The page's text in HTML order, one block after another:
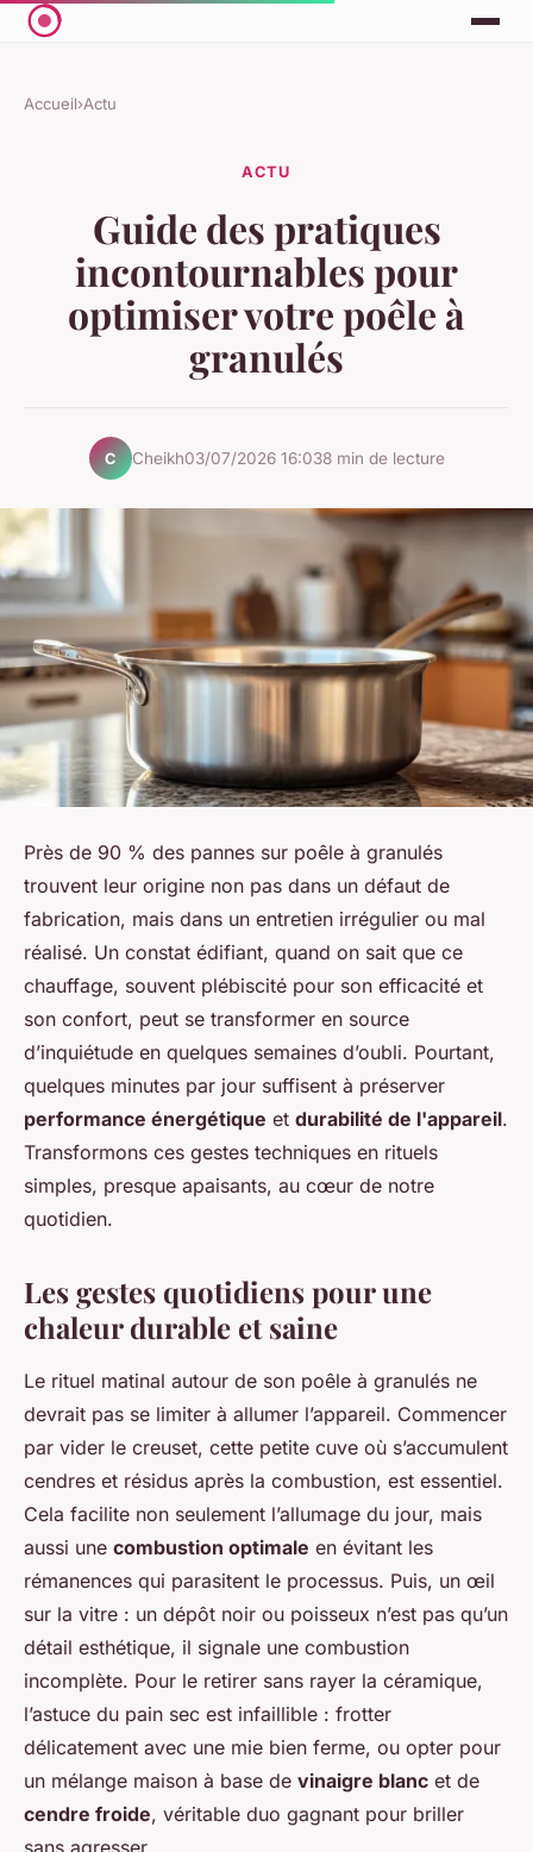
Accueil›Actu
ACTU
Guide des pratiques
incontournables pour
optimiser votre poêle à
granulés
C Cheikh03/07/2026 16:038 min de lecture
Près de 90 % des pannes sur poêle à granulés
trouvent leur origine non pas dans un défaut de
fabrication, mais dans un entretien irrégulier ou mal
réalisé. Un constat édifiant, quand on sait que ce
chauffage, souvent plébiscité pour son efficacité et
son confort, peut se transformer en source
d’inquiétude en quelques semaines d’oubli. Pourtant,
quelques minutes par jour suffisent à préserver
performance énergétique et durabilité de l'appareil.
Transformons ces gestes techniques en rituels
simples, presque apaisants, au cœur de notre
quotidien.
Les gestes quotidiens pour une
chaleur durable et saine
Le rituel matinal autour de son poêle à granulés ne
devrait pas se limiter à allumer l’appareil. Commencer
par vider le creuset, cette petite cuve où s’accumulent
cendres et résidus après la combustion, est essentiel.
Cela facilite non seulement l’allumage du jour, mais
aussi une combustion optimale en évitant les
rémanences qui parasitent le processus. Puis, un œil
sur la vitre : un dépôt noir ou poisseux n’est pas qu’un
détail esthétique, il signale une combustion
incomplète. Pour le retirer sans rayer la céramique,
l’astuce du pain sec est infaillible : frotter
délicatement avec une mie bien ferme, ou opter pour
un mélange maison à base de vinaigre blanc et de
cendre froide, véritable duo gagnant pour briller